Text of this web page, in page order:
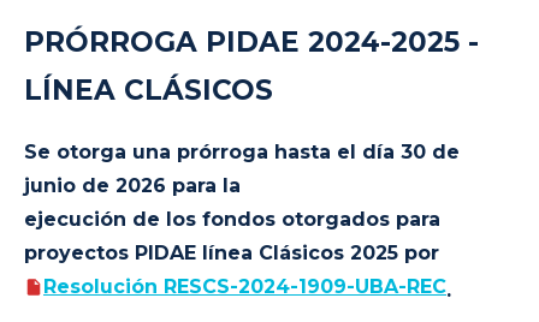
PRÓRROGA PIDAE 2024-2025 -
LÍNEA CLÁSICOS
Se otorga una prórroga hasta el día 30 de
junio de 2026 para la
ejecución de los fondos otorgados para
proyectos PIDAE línea Clásicos 2025 por
Resolución RESCS-2024-1909-UBA-REC.